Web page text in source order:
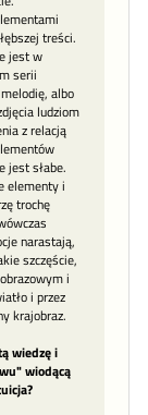
treści.
jest w
serii
albo
ludziom
z relacją
jest słabe.
elementy i
trochę
narastają,
szczęście,
i
i przez
krajobraz.
wiedzę i
wiodącą